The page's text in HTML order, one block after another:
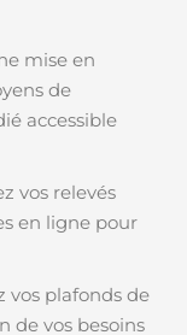
mise en
de
accessible
vos relevés
en ligne pour
vos plafonds de
de vos besoins